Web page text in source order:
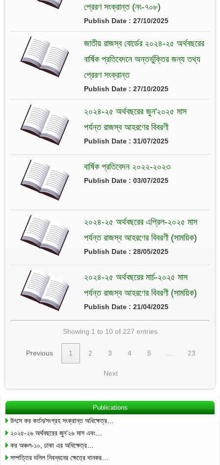
প্রেরণ সংক্রান্ত (নং-৭০৮)
Publish Date : 27/10/2025
জাতীয় রাজস্ব বোর্ডের ২০২৪-২৫ অর্থবছরের
বার্ষিক প্রতিবেদনে অন্তর্ভুক্তির জন্য তথ্য
প্রেরণ সংক্রান্ত
Publish Date : 27/10/2025
২০২৪-২৫ অর্থবছরের জুন'২০২৫ মাস
পর্যন্ত রাজস্ব আহরণের বিবরণী
Publish Date : 31/07/2025
বার্ষিক প্রতিবেদন ২০২২-২০২৩
Publish Date : 03/07/2025
২০২৪-২৫ অর্থবছরের এপ্রিল-২০২৫ মাস
পর্যন্ত রাজস্ব আহরণের বিবরণী (সাময়িক)
Publish Date : 28/05/2025
২০২৪-২৫ অর্থবছরের মার্চ-২০২৫ মাস
পর্যন্ত রাজস্ব আহরণের বিবরণী (সাময়িক)
Publish Date : 21/04/2025
Showing 1 to 10 of 227 entries
Previous 1 2 3 4 5 23
Next
Publications
উৎসে কর কর্তন/সংগ্রহ সংক্রান্ত অধিক্ষেত্র…
২০২৫-২৬ অর্থবছরের জুন’২৬ মাস এবং…
কর অঞ্চল-১০, ঢাকা এর অধিক্ষেত্র…
সম্পত্তির দলিল নিবন্ধনের ক্ষেত্রে দানকর…